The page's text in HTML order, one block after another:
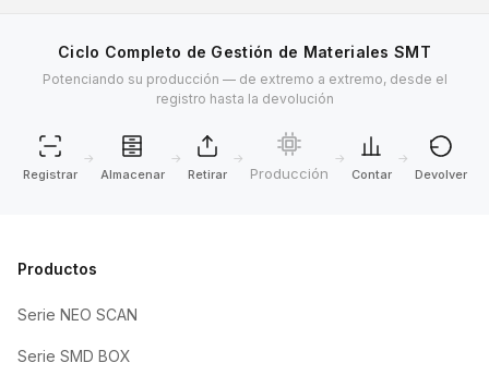
Ciclo Completo de Gestión de Materiales SMT
Potenciando su producción — de extremo a extremo, desde el
registro hasta la devolución
Registrar
→
Almacenar
→
Retirar
→
Producción
→
Contar
→
Devolver
Productos
Serie NEO SCAN
Serie SMD BOX